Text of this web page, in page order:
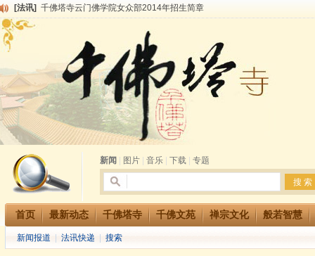
[法讯] 千佛塔寺云门佛学院女众部2014年招生简章
[法讯]
共赴华藏世界 进入最后七天倒计时 殊胜华严法会 快快同享富贵庄严海
千佛塔寺阅藏堂周末阅藏报名通知
[法讯]
清明节祭祖报恩地藏法会
[法讯] 本寺方丈上明下慧尼和尚开讲《六祖坛经》
[法讯]
2015-3-26师父于法堂对大众的开示
[法讯]
广东千佛塔寺云门佛学院女众部 2016年招生简章
[法讯]
恭请海涛法师莅临千佛塔寺弘法
[法讯] 2014年七月大法会 祈福息灾地藏七 冥阳两利普渡群蒙盂兰盆
新闻
图片 音乐 下载 专题
首页 最新动态 千佛塔寺 千佛文苑 禅宗文化 般若智慧
新闻报道 法讯快递 搜索